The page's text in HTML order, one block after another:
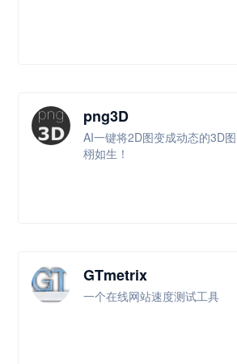
png3D
AI一键将2D图变成动态的3D
栩如生！
GTmetrix
一个在线网站速度测试工具